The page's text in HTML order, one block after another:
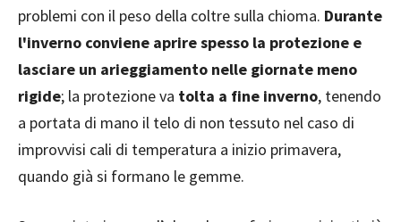
problemi con il peso della coltre sulla chioma. Durante
l'inverno conviene aprire spesso la protezione e
lasciare un arieggiamento nelle giornate meno
rigide; la protezione va tolta a fine inverno, tenendo
a portata di mano il telo di non tessuto nel caso di
improvvisi cali di temperatura a inizio primavera,
quando già si formano le gemme.